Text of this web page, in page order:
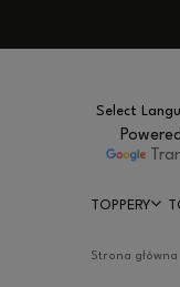
TOPPERY
PROMOCJE
Strona główna